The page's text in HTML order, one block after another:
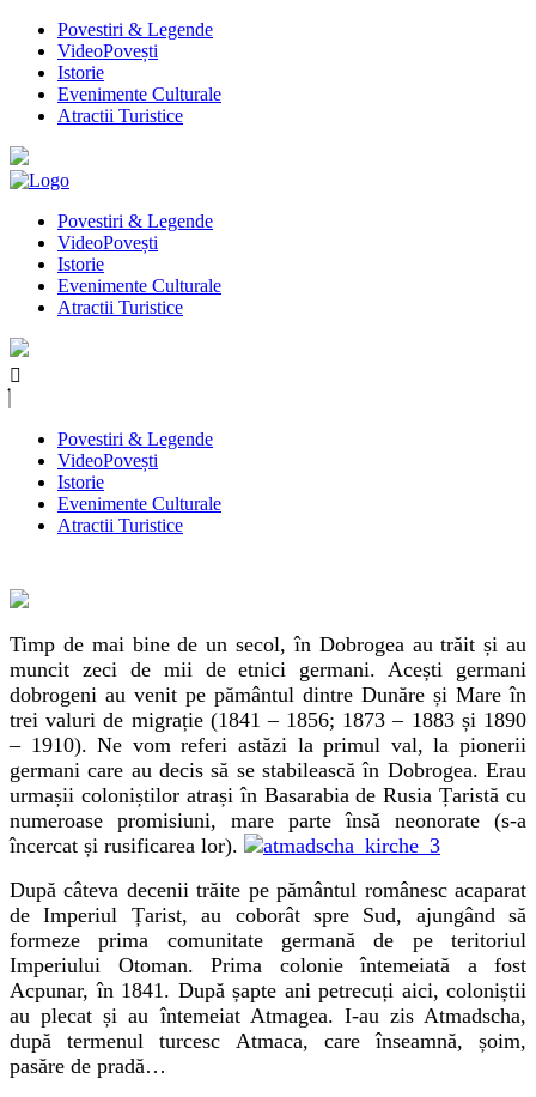
Povestiri & Legende
VideoPovești
Istorie
Evenimente Culturale
Atractii Turistice
Povestiri & Legende
VideoPovești
Istorie
Evenimente Culturale
Atractii Turistice
Povestiri & Legende
VideoPovești
Istorie
Evenimente Culturale
Atractii Turistice
Timp de mai bine de un secol, în Dobrogea au trăit și au
muncit zeci de mii de etnici germani. Acești germani
dobrogeni au venit pe pământul dintre Dunăre și Mare în
trei valuri de migrație (1841 – 1856; 1873 – 1883 și 1890
– 1910). Ne vom referi astăzi la primul val, la pionerii
germani care au decis să se stabilească în Dobrogea. Erau
urmașii coloniștilor atrași în Basarabia de Rusia Țaristă cu
numeroase promisiuni, mare parte însă neonorate (s-a
încercat și rusificarea lor).
După câteva decenii trăite pe pământul românesc acaparat
de Imperiul Țarist, au coborât spre Sud, ajungând să
formeze prima comunitate germană de pe teritoriul
Imperiului Otoman. Prima colonie întemeiată a fost
Acpunar, în 1841. După șapte ani petrecuți aici, coloniștii
au plecat și au întemeiat Atmagea. I-au zis Atmadscha,
după termenul turcesc Atmaca, care înseamnă, șoim,
pasăre de pradă…